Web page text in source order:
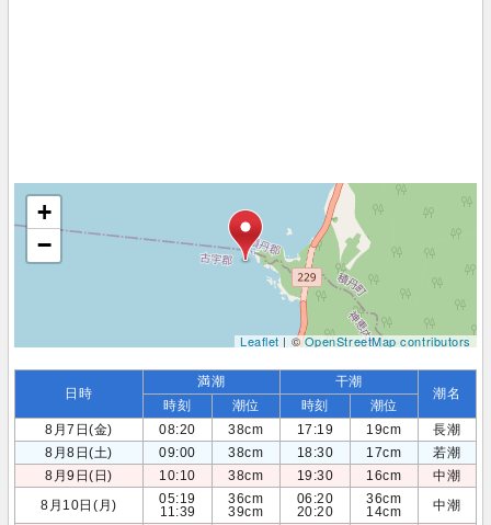
+
−
Leaflet| ©OpenStreetMap contributors
日時
満潮 干潮
潮名
時刻 潮位 時刻
潮位
8月7日(金)
08:20 38cm 17:19 19cm
長潮
8月8日(土)
09:00 38cm 18:30 17cm
若潮
8月9日(日)
10:10 38cm 19:30 16cm
中潮
8月10日(月)
05:19
11:39
36cm
39cm
06:20
20:20
36cm
14cm
中潮